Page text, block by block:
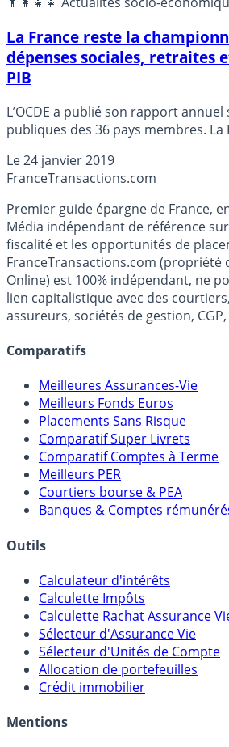
La France reste la
dépenses sociales, retraites
PIB
L’OCDE a publié son rapport
publiques des 36 pays membres. La
dépenses sociales sont
retraites et aux dépenses de santé.
remontée au classement des USA,
place de l’Obama Care. Les
gouvernementales ayant explosé.
Le24 janvier 2019
FranceTransactions.com
Premier guide épargne de France,
Média indépendant de référence
fiscalité et les opportunités de
FranceTransactions.com (propriété
Online) est 100% indépendant, ne
lien capitalistique avec des
assureurs, sociétés de gestion,
Comparatifs
Meilleures Assurances-Vie
Meilleurs Fonds Euros
Placements Sans Risque
Comparatif Super Livrets
Comparatif Comptes à Terme
Meilleurs PER
Courtiers bourse & PEA
Banques & Comptes
Outils
Calculateur d'intérêts
Calculette Impôts
Calculette Rachat Assurance
Sélecteur d'Assurance Vie
Sélecteur d'Unités de Compte
Allocation de portefeuilles
Crédit immobilier
Mentions